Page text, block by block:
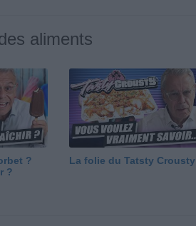
aliments
?
?
La folie du Tatsty Crousty